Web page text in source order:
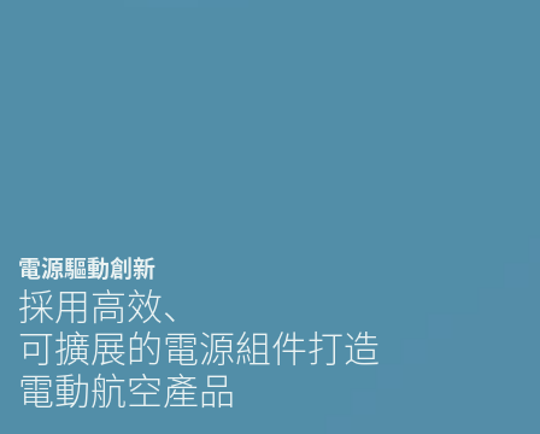
電源驅動創新
採用高效、
可擴展的電源組件打造
電動航空產品